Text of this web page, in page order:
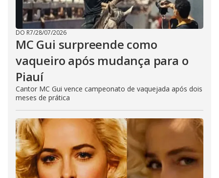
DO R7/28/07/2026
MC Gui surpreende como
vaqueiro após mudança para o
Piauí
Cantor MC Gui vence campeonato de vaquejada após dois
meses de prática